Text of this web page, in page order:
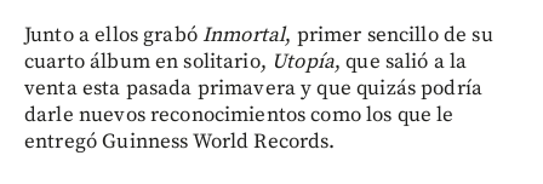
Junto a ellos grabóInmortal, primer sencillo de su
cuarto álbum en solitario, Utopía, que salió a la
venta esta pasada primavera y que quizás podría
darle nuevos reconocimientos como los que le
entregó Guinness World Records.